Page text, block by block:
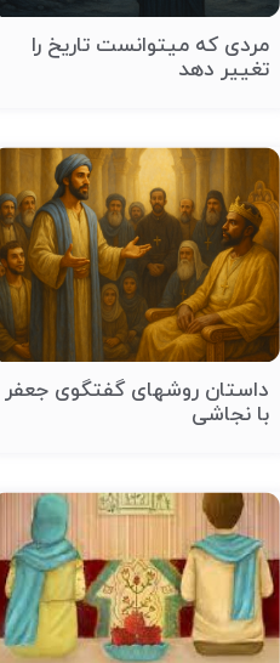
مردی که میتوانست تاریخ را
تغییر دهد
داستان روشهای گفتگوی جعفر
با نجاشی